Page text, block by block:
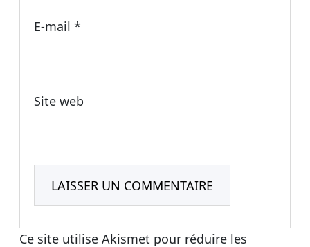
E-mail *
Site web
Ce site utilise Akismet pour réduire les